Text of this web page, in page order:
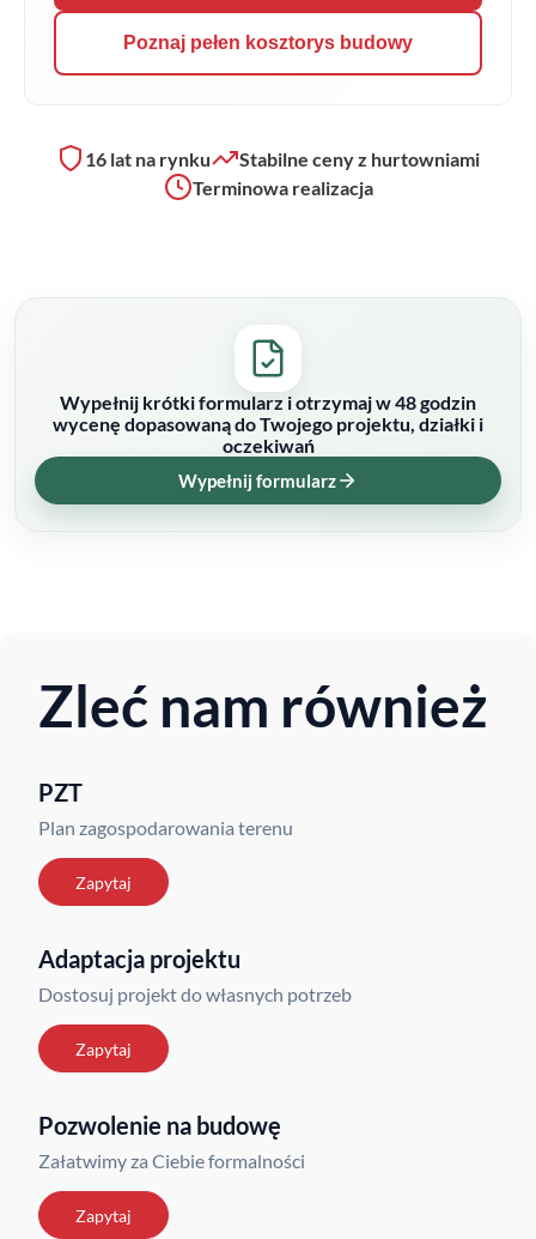
Poznaj pełen kosztorys budowy
16 lat na rynku
Stabilne ceny z hurtowniami
Terminowa realizacja
Wypełnij krótki formularz i otrzymaj w 48 godzin
wycenę dopasowaną do Twojego projektu, działki i
oczekiwań
Wypełnij formularz
Zleć nam również
PZT
Plan zagospodarowania terenu
Zapytaj
Adaptacja projektu
Dostosuj projekt do własnych potrzeb
Zapytaj
Pozwolenie na budowę
Załatwimy za Ciebie formalności
Zapytaj